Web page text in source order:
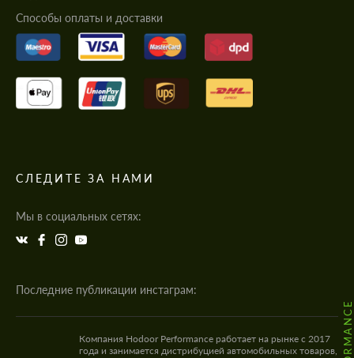
Cпособы оплаты и доставки
СЛЕДИТЕ ЗА НАМИ
Мы в социальных сетях:
Последние публикации инстаграм:
Компания Hodoor Performance работает на рынке с 2017
года и занимается дистрибуцией автомобильных товаров,